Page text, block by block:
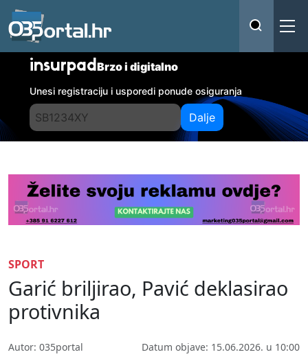
insurpadBrzo i digitalno
Unesi registraciju i usporedi ponude osiguranja
Dalje
SPORT
Garić briljirao, Pavić deklasirao
protivnika
Autor: 035portal Datum objave: 15.06.2026. u 10:00